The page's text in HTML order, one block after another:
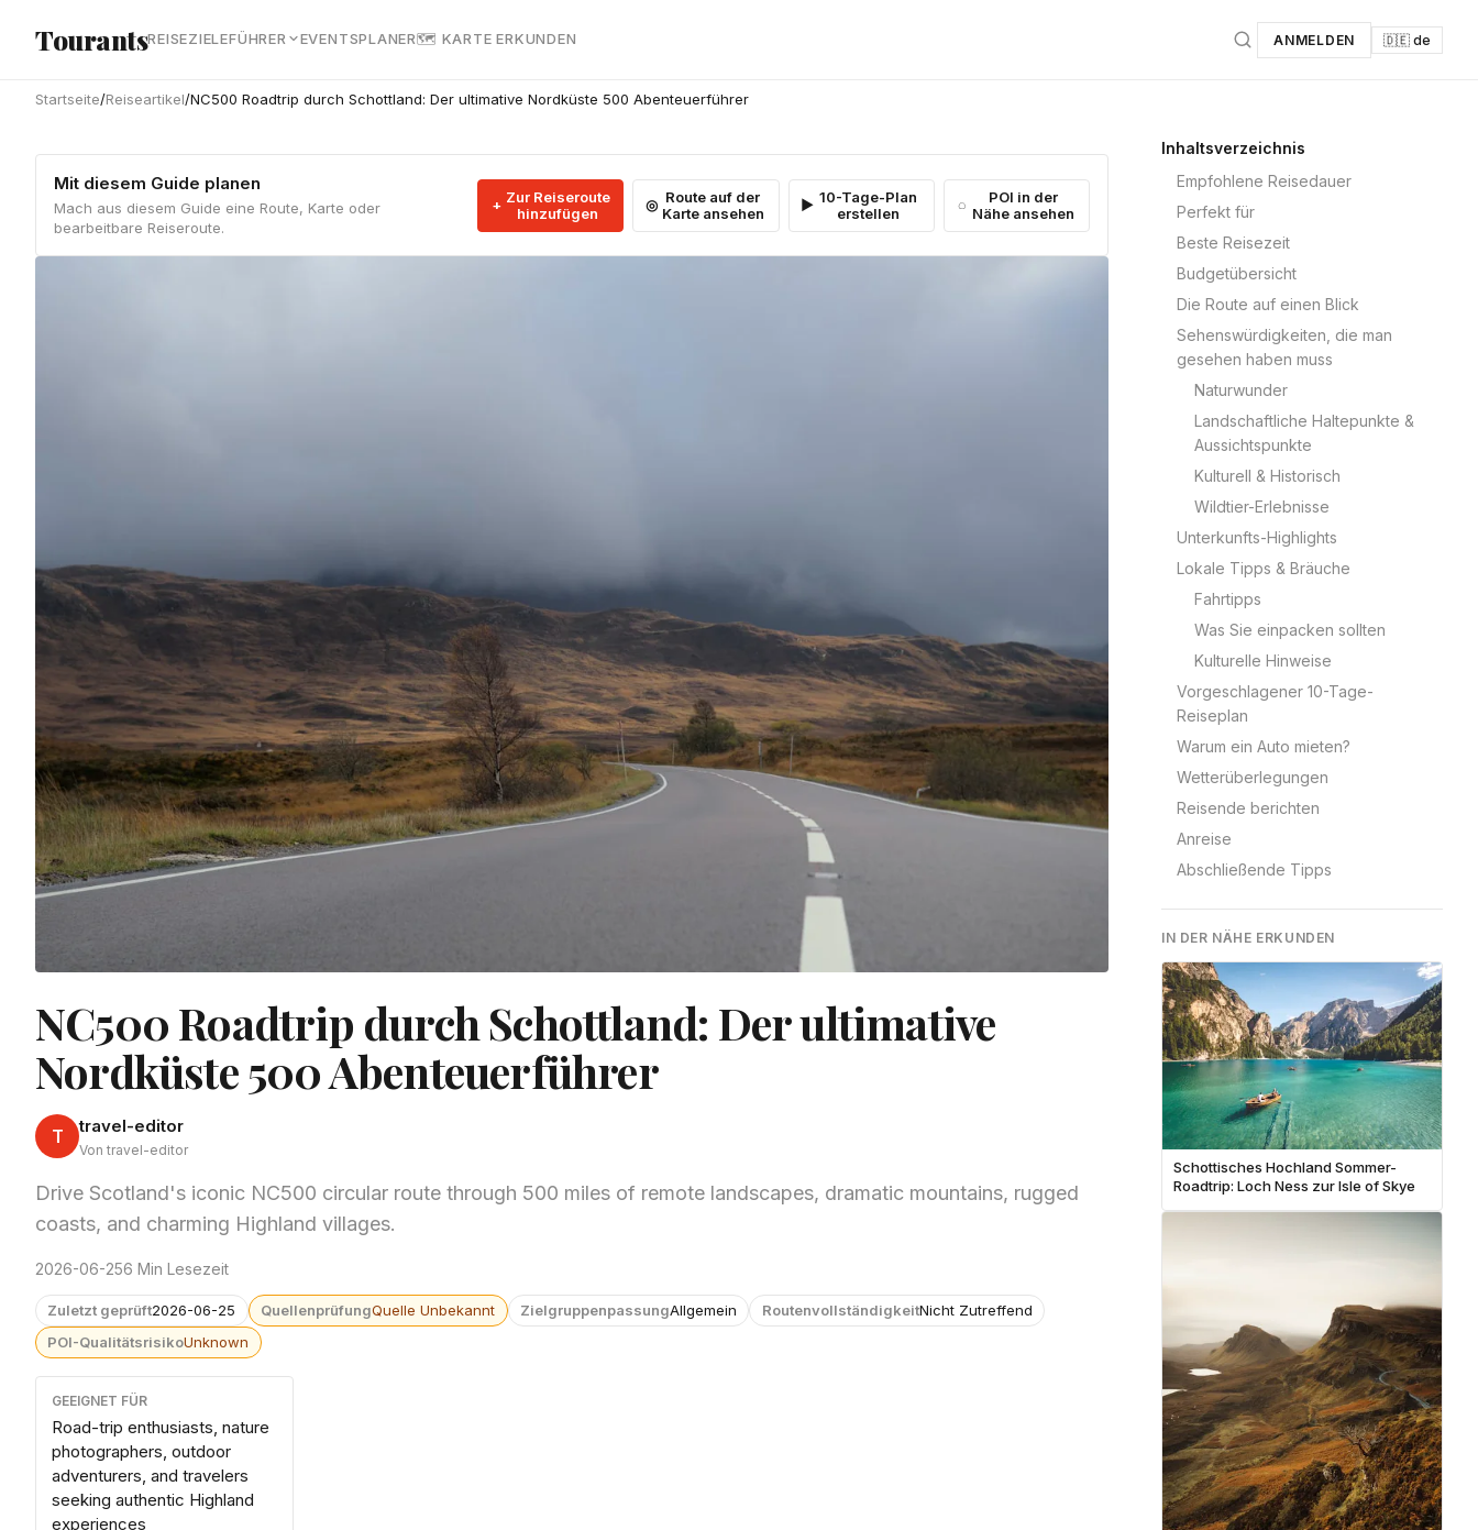
TourantsREISEZIELEFÜHRER EVENTSPLANER🗺 KARTE ERKUNDEN ANMELDEN 🇩🇪 de
Startseite/Reiseartikel/NC500 Roadtrip durch Schottland: Der ultimative Nordküste 500 Abenteuerführer
Mit diesem Guide planen
Mach aus diesem Guide eine Route, Karte oder
bearbeitbare Reiseroute.
Zur Reiseroute
hinzufügen
Route auf der
Karte ansehen
10-Tage-Plan
erstellen
POI in der
Nähe ansehen
NC500 Roadtrip durch Schottland: Der ultimative
Nordküste 500 Abenteuerführer
T travel-editor
Von travel-editor
Drive Scotland's iconic NC500 circular route through 500 miles of remote landscapes, dramatic mountains, rugged
coasts, and charming Highland villages.
2026-06-256 Min Lesezeit
Zuletzt geprüft2026-06-25 QuellenprüfungQuelle Unbekannt ZielgruppenpassungAllgemein RoutenvollständigkeitNicht Zutreffend
POI-QualitätsrisikoUnknown
GEEIGNET FÜR
Road-trip enthusiasts, nature
photographers, outdoor
adventurers, and travelers
seeking authentic Highland
experiences
Inhaltsverzeichnis
Empfohlene Reisedauer
Perfekt für
Beste Reisezeit
Budgetübersicht
Die Route auf einen Blick
Sehenswürdigkeiten, die man
gesehen haben muss
Naturwunder
Landschaftliche Haltepunkte &
Aussichtspunkte
Kulturell & Historisch
Wildtier-Erlebnisse
Unterkunfts-Highlights
Lokale Tipps & Bräuche
Fahrtipps
Was Sie einpacken sollten
Kulturelle Hinweise
Vorgeschlagener 10-Tage-
Reiseplan
Warum ein Auto mieten?
Wetterüberlegungen
Reisende berichten
Anreise
Abschließende Tipps
IN DER NÄHE ERKUNDEN
Schottisches Hochland Sommer-
Roadtrip: Loch Ness zur Isle of Skye